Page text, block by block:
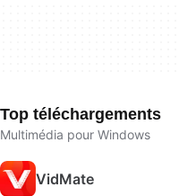
Top téléchargements
Multimédia pour Windows
VidMate